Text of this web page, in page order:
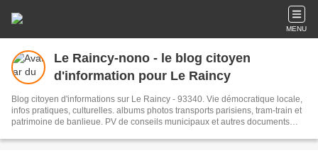
MENU
Le Raincy-nono - le blog citoyen
d'information pour Le Raincy
Blog citoyen d'informations sur Le Raincy - 93340. Vie démocratique locale,
infos pratiques, culturelles. albums photos transports parisiens, tram-train et
patrimoine de banlieue. PV de conseils municipaux et autres documents